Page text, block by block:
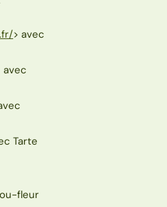
> avec
avec
Tarte
fleur